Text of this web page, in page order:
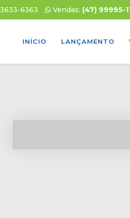
6363 Vendas: (47) 99995-
INÍCIO LANÇAMENTO